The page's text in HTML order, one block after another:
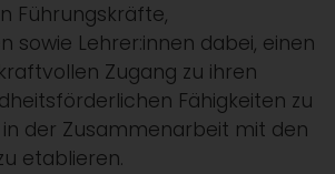
Führungskräfte,
sowie Lehrer:innen dabei, einen
Zugang zu ihren
Fähigkeiten zu
der Zusammenarbeit mit den
etablieren.